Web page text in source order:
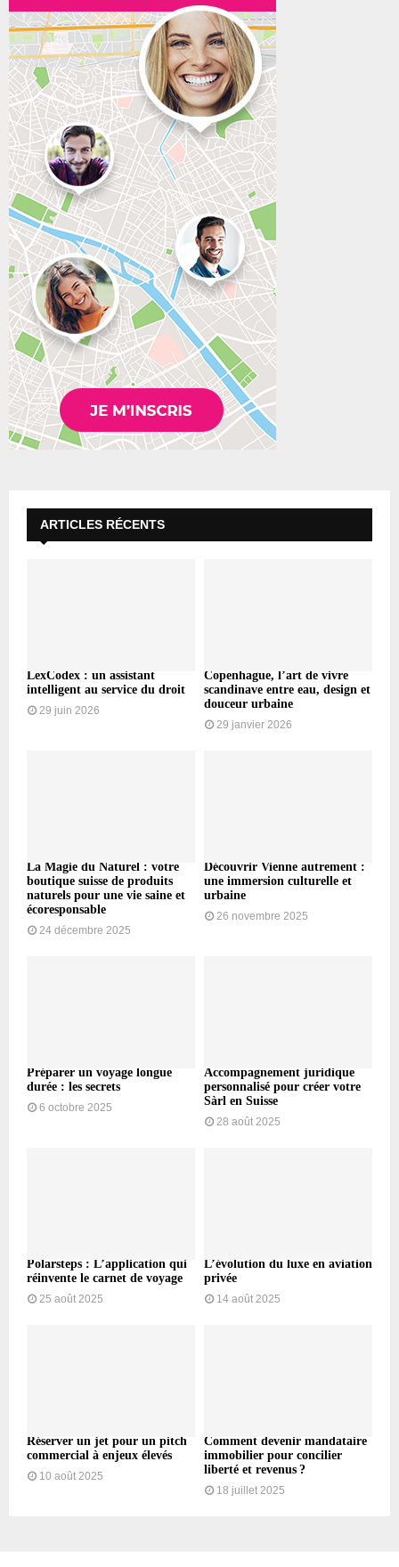
ARTICLES RÉCENTS
LexCodex : un assistant
intelligent au service du droit
29 juin 2026
Copenhague, l’art de vivre
scandinave entre eau, design et
douceur urbaine
29 janvier 2026
La Magie du Naturel : votre
boutique suisse de produits
naturels pour une vie saine et
écoresponsable
24 décembre 2025
Découvrir Vienne autrement :
une immersion culturelle et
urbaine
26 novembre 2025
Préparer un voyage longue
durée : les secrets
6 octobre 2025
Accompagnement juridique
personnalisé pour créer votre
Sàrl en Suisse
28 août 2025
Polarsteps : L’application qui
réinvente le carnet de voyage
25 août 2025
L’évolution du luxe en aviation
privée
14 août 2025
Réserver un jet pour un pitch
commercial à enjeux élevés
10 août 2025
Comment devenir mandataire
immobilier pour concilier
liberté et revenus ?
18 juillet 2025